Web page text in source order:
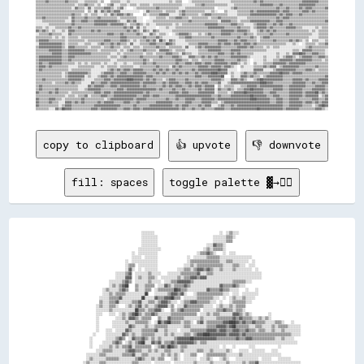
copy to clipboard 👍 upvote 👎 downvote
fill: spaces toggle palette ▓→✊🏽
                                                ░░░░░░░░                                        ░░  ░░▒▒░░░░
                                                ░░░░░░░░░░                                  ░░░░░░░░▒▒▒▒░░
                                                ░░░░░░░░░░                                  ░░░░░░░░▒▒▒▒
                                                ░░░░░░░░░░                              ░░░░▓▓▒▒▒▒░░
                                              ░░░░░░░░░░░░░░                          ░░▒▒░░▒▒▒▒▒▒░░
                                          ░░  ░░░░░░░░░░░░                        ░░▒▒▒▒▓▓▒▒░░    ░░  ░░░░
                                          ░░░░░░  ░░░░░░░░                  ░░  ░░░░░░░░▒▒▒▒▒▒▒▒░░░░░░░░░░░░░░░░░░░░
                                      ░░  ░░░░░░░░░░░░░░░░                  ░░▒▒▒▒▒▒▒▒▒▒▒▒▒▒▒▒▒▒░░░░▒▒▒▒░░░░░░░░░░  ░░
                                      ░░▒▒▒▒  ░░░░░░░░░░░░                ░░░░▒▒░░▒▒▒▒▒▒▒▒▒▒▒▒▒▒▒▒░░░░░░▒▒▒▒░░░░  ░░░░
                                      ░░▓▓░░  ░░  ░░░░░░░░            ░░░░▒▒▒▒░░▒▒▓▓▓▓▒▒▓▓▒▒░░░░▒▒░░░░░░▒▒░░░░░░░░░░  ░░
                                ░░░░░░▒▒▓▓  ░░░░░░░░▒▒░░░░░░    ░░░░░░░░▒▒▒▒▒▒▒▒▒▒▓▓░░░░▒▒▒▒░░░░░░░░░░░░░░░░░░░░░░░░░░░░░░
                                ░░░░░░▓▓▓▓  ░░▒▒░░░░▒▒▒▒░░  ░░░░░░░░░░▒▒░░▒▒▒▒▓▓▓▓▒▒▓▓▓▓░░░░░░░░░░░░░░░░░░░░░░░░░░░░░░░░░░
                            ░░░░░░░░▒▒▓▓▒▒  ░░░░░░░░▒▒░░░░░░  ░░░░▒▒▒▒▓▓▓▓▓▓▓▓▒▒░░░░░░░░░░░░░░░░░░░░░░░░▒▒▒▒▒▒▒▒░░░░
                            ░░▒▒░░▒▒▓▓██    ▒▒░░░░▒▒▒▒▒▒  ░░░░▓▓▒▒░░▒▒▒▒▒▒▓▓▒▒░░░░░░░░░░░░░░░░░░▓▓▒▒▒▒▒▒▓▓▒▒░░░░
                        ░░▒▒░░░░░░▒▒▓▓▒▒    ▒▒░░░░▒▒▒▒  ░░▒▒▒▒▒▒▒▒▒▒██▓▓▒▒▒▒░░░░░░░░░░░░▓▓▒▒▒▒▒▒▓▓▒▒▒▒░░░░░░    ░░    ░░
                        ░░░░▒▒░░▒▒▒▒▒▒░░░░░░░░░░░░██    ░░░░░░░░▒▒▓▓▓▓▒▒▓▓░░    ░░▒▒▒▒▒▒▒▒▒▒▒▒▒▒▒▒░░░░  ░░░░  ░░░░░░░░░░
                      ░░░░░░▒▒▒▒▒▒▓▓░░░░░░░░░░░░██░░░░░░▓▓▒▒▒▒▓▓▓▓██▒▒▒▒  ░░░░░░░░▒▒▒▒▒▒▒▒▒▒░░░░  ░░  ░░▒▒░░░░▒▒░░░░░░
                      ▒▒░░░░▒▒▒▒▓▓░░░░░░░░▒▒▒▒▓▓░░░░▒▒▒▒░░▒▒▓▓▓▓▒▒░░░░  ░░▒▒▒▒▓▓▓▓▒▒▒▒▒▒▒▒░░░░  ░░    ░░▒▒▒▒▒▒▒▒░░░░
                    ░░▒▒░░░░▒▒▒▒░░    ░░▒▒░░▒▒▓▓░░▒▒░░░░▒▒▓▓▓▓▓▓░░▒▒  ░░░░▓▓▒▒▒▒▒▒▒▒▒▒░░░░░░  ░░▒▒░░░░▒▒░░▒▒▒▒▒▒
                    ░░░░░░░░▒▒░░░░░░░░░░░░░░██▒▒▒▒░░▒▒▒▒▓▓▓▓░░    ▒▒░░▒▒▓▓▒▒▒▒▒▒▒▒▒▒  ░░░░░░░░▒▒▒▒▓▓▒▒▒▒░░▒▒▒▒░░
                    ░░░░    ░░░░  ░░▒▒░░▒▒▓▓██▒▒░░▒▒▒▒▓▓▒▒░░░░░░░░▒▒▒▒▒▒▒▒▒▒▒▒▒▒▒▒  ░░░░▒▒░░▒▒▒▒░░░░░░░░▓▓▓▓▒▒░░▒▒░░          ░░
                    ░░          ░░░░▒▒░░▓▓▓▓▒▒░░▒▒▒▒▒▒    ▒▒░░░░▓▓▒▒▒▒▒▒▒▒░░░░░░░░░░▒▒░░░░░░░░▒▒▒▒▒▒▒▒▒▒▓▓▒▒▓▓▒▒▒▒▒▒░░░░▒▒░░▒▒░░
                    ░░        ░░░░░░░░▒▒░░░░▒▒▒▒▒▒▒▒░░  ░░██▒▒▓▓██▒▒▒▒▒▒░░▒▒▒▒░░  ▒▒▓▓░░▒▒▒▒▒▒▒▒▒▒▓▓▓▓████▓▓▒▒▓▓▒▒▒▒▓▓▒▒▒▒▒▒░░░░░░▒▒▒▒░░    ░░
                    ░░        ░░░░░░░░░░▓▓▒▒░░░░░░▒▒░░░░▒▒▒▒▒▒▒▒░░░░░░░░░░▒▒▒▒░░░░░░░░░░▒▒▒▒▒▒▓▓▓▓▓▓▒▒▓▓██▒▒▒▒▒▒▒▒░░░░▒▒▒▒░░░░░░▒▒░░▒▒▒▒▒▒░░░░░░░░
                    ░░    ░░░░  ░░░░░░▓▓▒▒░░░░░░▒▒▒▒▒▒▒▒▓▓░░░░▒▒░░░░░░  ░░░░░░▒▒▒▒▒▒▒▒▒▒▓▓▓▓▓▓▒▒▓▓▓▓▒▒▒▒▓▓▓▓▒▒▒▒▓▓▒▒▒▒░░▒▒▒▒░░░░▒▒░░░░▒▒░░░░░░░░░░
                  ░░      ░░░░░░░░░░▓▓▒▒░░▒▒░░░░▒▒▒▒▒▒▒▒░░░░░░▒▒░░▒▒░░░░░░▒▒▒▒░░▒▒▓▓▓▓████▓▓▓▓▓▓▓▓▓▓▒▒▓▓▓▓▓▓▒▒▓▓▒▒▒▒▒▒▒▒▒▒▒▒▒▒▒▒▒▒▒▒▒▒▒▒▒▒▒▒░░░░░░
                ░░        ░░░░░░▒▒▓▓▒▒  ░░▓▓▒▒▒▒▓▓▒▒░░▒▒░░▒▒░░░░░░░░▒▒▓▓▓▓▓▓▓▓██▓▓▓▓▓▓▓▓▓▓▓▓▓▓▒▒▒▒▒▒▒▒▒▒▒▒▓▓▒▒▒▒▓▓▓▓▒▒▒▒▒▒▒▒▒▒▒▒▒▒░░░░▒▒░░░░░░
                ░░      ░░░░░░▒▒▓▓▒▒  ░░▒▒░░▒▒▓▓██░░░░▓▓▒▒▓▓░░▒▒▒▒▓▓▒▒▓▓▓▓▓▓▓▓▓▓▒▒░░▒▒▒▒░░░░░░░░░░░░░░░░░░░░░░░░░░░░░░░░░░░░░░░░░░░░░░░░░░░░░░░░
                ░░    ░░░░░░▒▒░░▒▒░░▒▒▒▒▓▓░░▒▒▒▒▒▒▒▒▒▒  ░░▒▒▓▓▒▒██▓▓▒▒░░▒▒▒▒░░░░░░░░░░░░░░░░░░░░  ░░    ░░        ░░░░              ░░
                    ░░░░▒▒▒▒▒▒░░░░░░░░▒▒▓▓▓▓▒▒▒▒░░░░▒▒░░▒▒░░░░▒▒▒▒░░░░░░▒▒░░░░░░░░▒▒▒▒░░░░▒▒░░░░░░░░▒▒░░    ░░░░░░  ░░░░░░░░    ░░░░
              ░░░░░░░░▒▒▒▒░░░░░░░░░░▒▒▒▒▒▒▓▓░░░░▒▒▒▒░░░░░░░░▒▒░░▒▒░░▒▒░░  ░░░░▒▒▒▒    ░░▒▒▒▒▒▒▒▒▒▒▒▒░░░░░░░░▒▒░░░░░░░░░░░░░░░░░░░░░░░░
              ░░▒▒░░░░░░░░▒▒▒▒▒▒▒▒░░░░░░░░░░▒▒▓▓▒▒░░░░▒▒░░▒▒▒▒    ░░▒▒░░  ░░░░░░░░  ░░░░▒▒░░    ░░▒▒░░    ░░░░░░░░░░░░░░  ░░░░░░    ░░░░░░░░
            ░░▒▒░░░░░░▒▒▒▒░░░░░░░░░░░░░░░░▒▒▒▒░░░░░░░░  ░░░░░░░░░░  ░░░░░░░░░░░░▒▒░░░░░░░░▒▒░░░░░░░░▒▒░░░░░░░░▒▒░░▒▒▒▒▓▓░░░░░░░░░░░░░░░░░░░░░░░░░░